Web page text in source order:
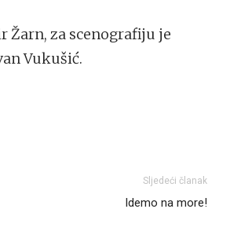
Žarn, za scenografiju je
Vukušić.
Sljedeći članak
Idemo na more!